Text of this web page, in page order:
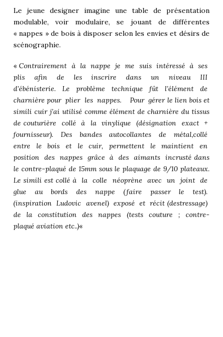
Le jeune designer imagine une table de présentation
modulable, voir modulaire, se jouant de différentes
« nappes » de bois à disposer selon les envies et désirs de
scénographie.
«Contrairement à la nappe je me suis intéressé à ses
plis afin de les inscrire dans un niveau III
d’ébénisterie. Le problème technique fût l’élément de
charnière pour plier les nappes. Pour gérer le lien bois et
simili cuir j’ai utilisé comme élément de charnière du tissus
de couturière collé à la vinylique (désignation exact +
fournisseur). Des bandes autocollantes de métal,collé
entre le bois et le cuir, permettent le maintient en
position des nappes grâce à des aimants incrusté dans
le contre-plaqué de 15mm sous le plaquage de 9/10 plateaux.
Le simili est collé à la colle néoprène avec un joint de
glue au bords des nappe (faire passer le test).
(inspiration Ludovic avenel) exposé et récit (destressage)
de la constitution des nappes (tests couture ; contre-
plaqué aviation etc..)«